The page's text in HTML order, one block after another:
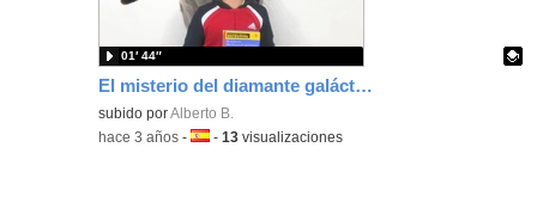
El misterio del diamante galáctico
Contenido educativo.
subido porAlberto B.
01′ 44″
-hace 3 años -Idioma:
-13 visualizaciones